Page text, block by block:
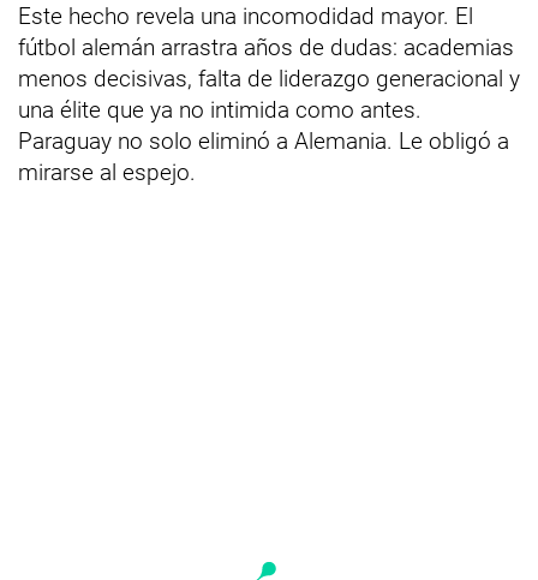
Este hecho revela una incomodidad mayor. El
fútbol alemán arrastra años de dudas: academias
menos decisivas, falta de liderazgo generacional y
una élite que ya no intimida como antes.
Paraguay no solo eliminó a Alemania. Le obligó a
mirarse al espejo.